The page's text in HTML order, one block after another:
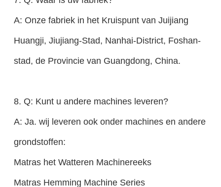
A: Onze fabriek in het Kruispunt van Juijiang
Huangji, Jiujiang-Stad, Nanhai-District, Foshan-
stad, de Provincie van Guangdong, China.
8. Q: Kunt u andere machines leveren?
A: Ja. wij leveren ook onder machines en andere
grondstoffen:
Matras het Watteren Machinereeks
Matras Hemming Machine Series